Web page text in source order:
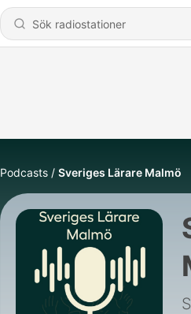
Podcasts Sveriges Lärare Malmö